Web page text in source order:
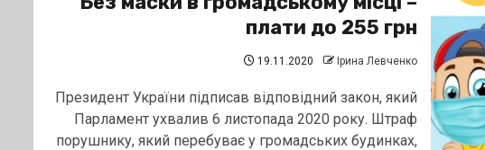
плати до 255 грн
19.11.2020 Ірина Левченко
Президент України підписав відповідний закон, який
Парламент ухвалив 6 листопада 2020 року. Штраф
порушнику, який перебуває у громадських будинках,